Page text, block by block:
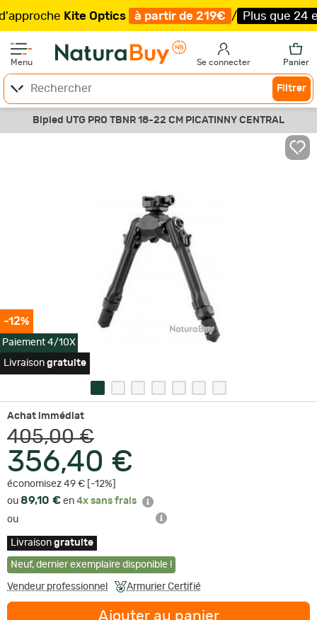
Kite Optics à partir de 219€ / Plus que 24
Menu Se connecter Panier
Filtrer
Bipied UTG PRO TBNR 18-22 CM PICATINNY CENTRAL
-12%
Paiement 4/10X
Livraison gratuite
Achat immédiat
405,00 €
356,40 €
économisez 49 € [-12%]
ou 89,10 € en 4x sans frais
ou
Livraison gratuite
Neuf, dernier exemplaire disponible !
Vendeur professionnel Armurier Certifié
Ajouter au panier